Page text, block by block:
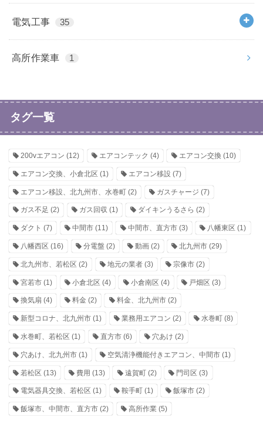
電気工事 35
高所作業車 1
タグ一覧
200vエアコン (12) エアコンテック (4) エアコン交換 (10)
エアコン交換、小倉北区 (1) エアコン移設 (7)
エアコン移設、北九州市、水巻町 (2) ガスチャージ (7)
ガス不足 (2) ガス回収 (1) ダイキンうるさら (2)
ダクト (7) 中間市(11) 中間市、直方市(3) 八幡東区 (1)
八幡西区 (16) 分電盤 (2) 動画(2) 北九州市 (29)
北九州市、若松区 (2) 地元の業者(3) 宗像市(2)
宮若市 (1) 小倉北区 (4) 小倉南区 (4) 戸畑区 (3)
換気扇 (4) 料金 (2) 料金、北九州市(2)
新型コロナ、北九州市 (1) 業務用エアコン (2) 水巻町(8)
水巻町、若松区 (1) 直方市(6) 穴あけ (2)
穴あけ、北九州市 (1) 空気清浄機能付きエアコン、中間市(1)
若松区 (13) 費用 (13) 遠賀町(2) 門司区 (3)
電気器具交換、若松区 (1) 鞍手町(1) 飯塚市(2)
飯塚市、中間市、直方市 (2) 高所作業(5)